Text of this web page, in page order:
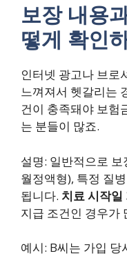
보장 내용
떻게 확인
인터넷 광고나 브로
느껴져서 헷갈리는
건이 충족돼야 보험
는 분들이 많죠.
설명: 일반적으로
월정액형), 특정 질
됩니다. 치료 시작
지급 조건인 경우가
예시: B씨는 가입 당